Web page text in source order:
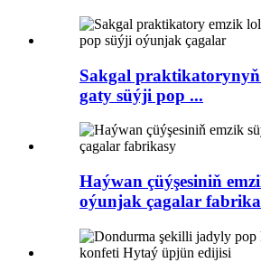
Sakgal
gaty süýji pop ...
Haýwan çüýşesiniň
oýunjak çagalar